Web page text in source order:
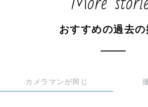
おすすめの過去の
カメラマンが同じ